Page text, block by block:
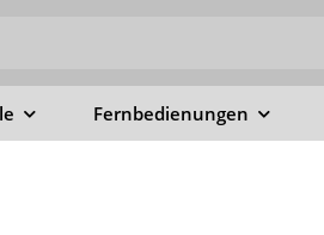
Fernbedienungen